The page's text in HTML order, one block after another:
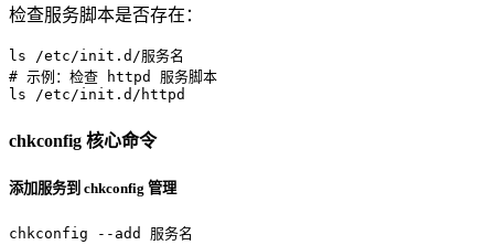
检查服务脚本是否存在：
ls
# 示例：检查 httpd 服务脚本
ls /etc/init.d/httpd
chkconfig 核心命令
添加服务到 chkconfig 管理